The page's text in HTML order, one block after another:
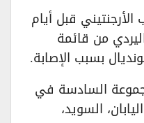
قبل أيام
من قائمة
بسبب الإصابة.
السادسة في
اليابان، السويد،